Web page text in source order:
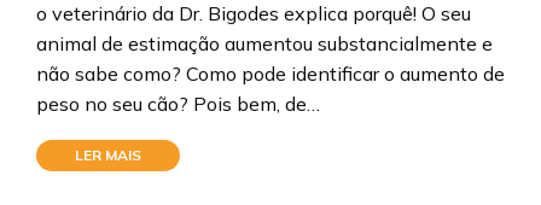
o veterinário da Dr. Bigodes explica porquê! O seu
animal de estimação aumentou substancialmente e
não sabe como? Como pode identificar o aumento de
peso no seu cão? Pois bem, de…
LER MAIS